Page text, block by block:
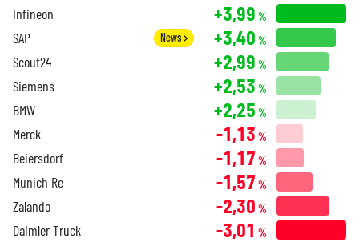
Infineon +3,99 %
SAP News +3,40 %
Scout24 +2,99 %
Siemens +2,53 %
BMW +2,25 %
Merck -1,13 %
Beiersdorf -1,17 %
Munich Re -1,57 %
Zalando -2,30 %
Daimler Truck -3,01 %